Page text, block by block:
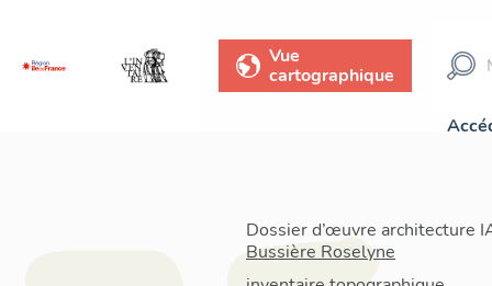
Vue
cartographique
Dossier d’œuvre architecture
Bussière Roselyne